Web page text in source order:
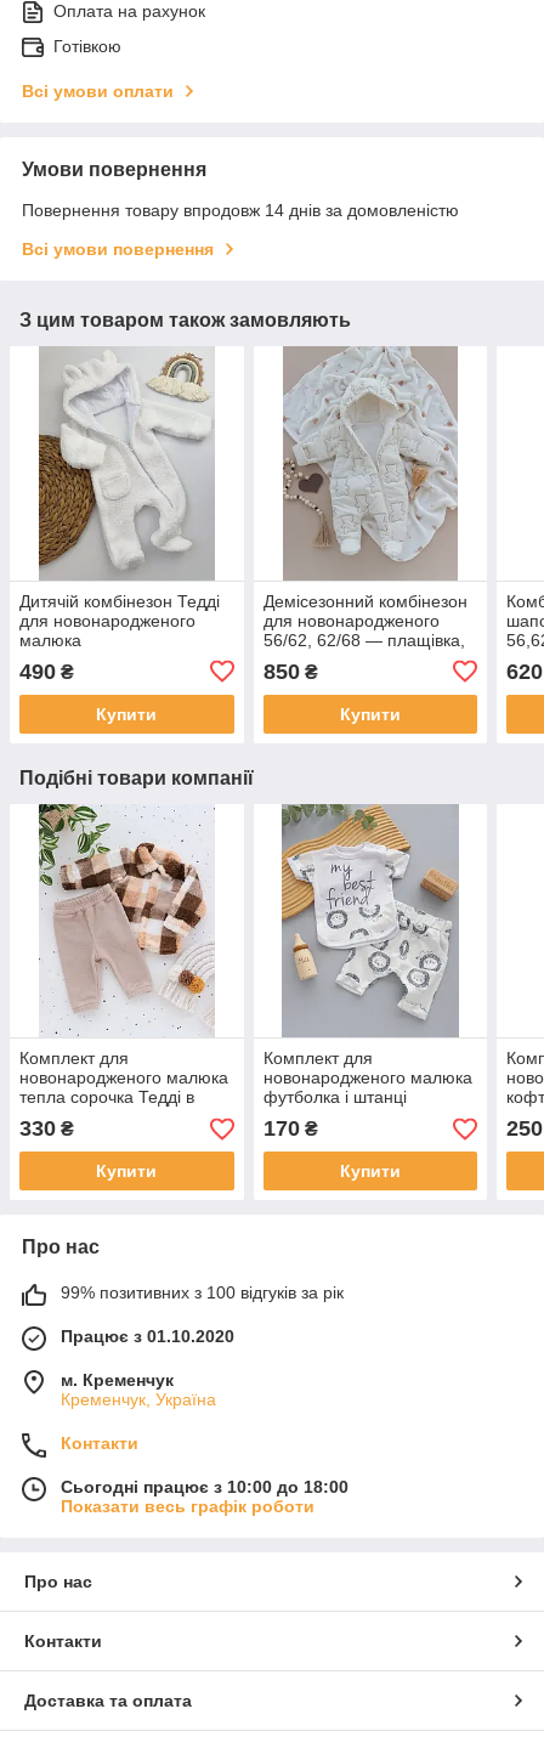
Оплата на рахунок
Готівкою
Всі умови оплати
Умови повернення
Повернення товару впродовж 14 днів за домовленістю
Всі умови повернення
З цим товаром також замовляють
Дитячій комбінезон Тедді
для новонародженого
малюка
490 ₴
Купити
Демісезонний комбінезон
для новонародженого
56/62, 62/68 — плащівка,
850₴
Купити
620
Подібні товари компанії
Комплект для
новонародженого малюка
тепла сорочка Тедді в
клітинку зі штанцями
330 ₴
Купити
Комплект для
новонародженого малюка
футболка і штанці
62,68,74
170₴
Купити
250
Про нас
99% позитивних з 100 відгуків за рік
Працює з 01.10.2020
м. Кременчук
Кременчук, Україна
Контакти
Сьогодні працює з 10:00 до 18:00
Показати весь графік роботи
Про нас
Контакти
Доставка та оплата